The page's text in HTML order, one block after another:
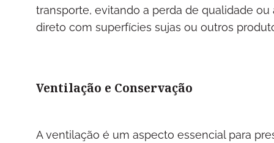
transporte, evitando a perda de qualidade
direto com superfícies sujas ou outros
Ventilação e Conservação
A ventilação é um aspecto essencial para